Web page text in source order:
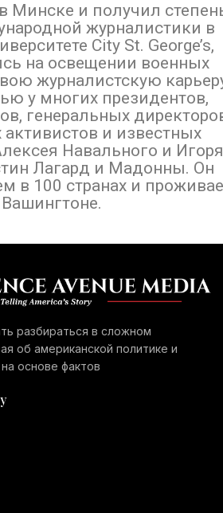
Минске и получил
журналистики в
City St. George’s,
на освещении военных
журналистскую
у многих президентов,
генеральных
и известных
Навального и Игоря
Лагард и Мадонны. Он
в 100 странах и
Вашингтоне.
разбираться в сложном
об американской политике и
основе фактов